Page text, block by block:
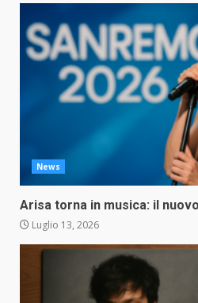
News
Arisa torna in musica: il
Luglio 13, 2026